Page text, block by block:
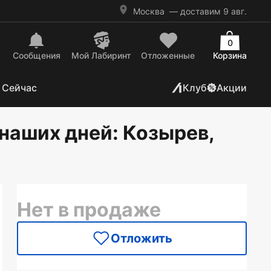
Москва — доставим 9 авг.
Сообщения Mой Лабиринт Отложенные Корзина
0
Клуб Акции
дней: Козырев,
Нет в продаже
Отложить